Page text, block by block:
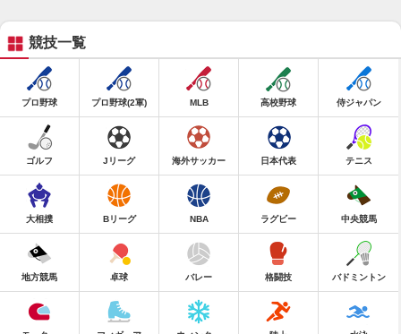
競技一覧
プロ野球 プロ野球(2軍) MLB 高校野球 侍ジャパン
ゴルフ Jリーグ 海外サッカー 日本代表 テニス
大相撲 Bリーグ NBA ラグビー 中央競馬
地方競馬 卓球 バレー 格闘技 バドミントン